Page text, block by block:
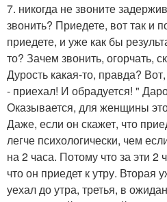
7. никогда не звоните
звонить? Приедете, вот так и
приедете, и уже как бы
то? Зачем звонить, огорчать,
Дурость какая-то, правда?
- приехал! И обрадуется! "
Оказывается, для женщины
Даже, если он скажет, что
легче психологически, чем
на 2 часа. Потому что за эти 2
что он приедет к утру. Вторая
уехал до утра, третья, в